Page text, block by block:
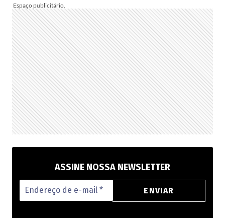
NA
PRÓXIMA
TEMPORADA
ASSINE NOSSA NEWSLETTER